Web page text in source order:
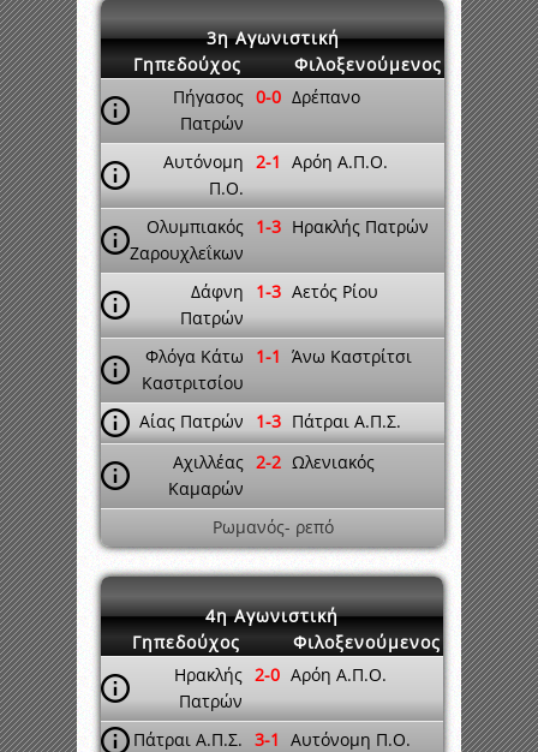
3η Αγωνιστική
Γηπεδούχος
Φιλοξενούμενος
Πήγασος
Πατρών
0-0 Δρέπανο
Αυτόνομη
Π.Ο.
2-1 Αρόη Α.Π.Ο.
Ολυμπιακός
Ζαρουχλεΐκων
1-3 Ηρακλής Πατρών
Δάφνη
Πατρών
1-3 Αετός Ρίου
Φλόγα Κάτω
Καστριτσίου
1-1 Άνω Καστρίτσι
Αίας Πατρών 1-3 Πάτραι Α.Π.Σ.
Αχιλλέας
Καμαρών
2-2 Ωλενιακός
Ρωμανός- ρεπό
4η Αγωνιστική
Γηπεδούχος
Φιλοξενούμενος
Ηρακλής
Πατρών
2-0 Αρόη Α.Π.Ο.
Πάτραι Α.Π.Σ. 3-1 Αυτόνομη Π.Ο.